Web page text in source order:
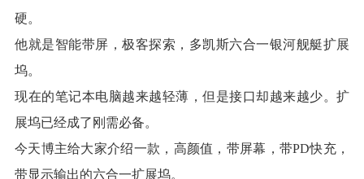
硬。
他就是智能带屏，极客探索，多凯斯六合一银河舰艇扩展
坞。
现在的笔记本电脑越来越轻薄，但是接口却越来越少。扩
展坞已经成了刚需必备。
今天博主给大家介绍一款，高颜值，带屏幕，带PD快充，
带显示输出的六合一扩展坞。